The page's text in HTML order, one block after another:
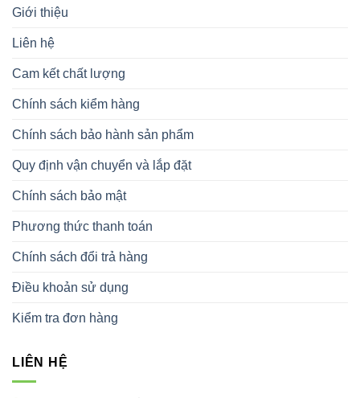
Giới thiệu
Liên hệ
Cam kết chất lượng
Chính sách kiểm hàng
Chính sách bảo hành sản phẩm
Quy định vận chuyển và lắp đặt
Chính sách bảo mật
Phương thức thanh toán
Chính sách đổi trả hàng
Điều khoản sử dụng
Kiểm tra đơn hàng
LIÊN HỆ